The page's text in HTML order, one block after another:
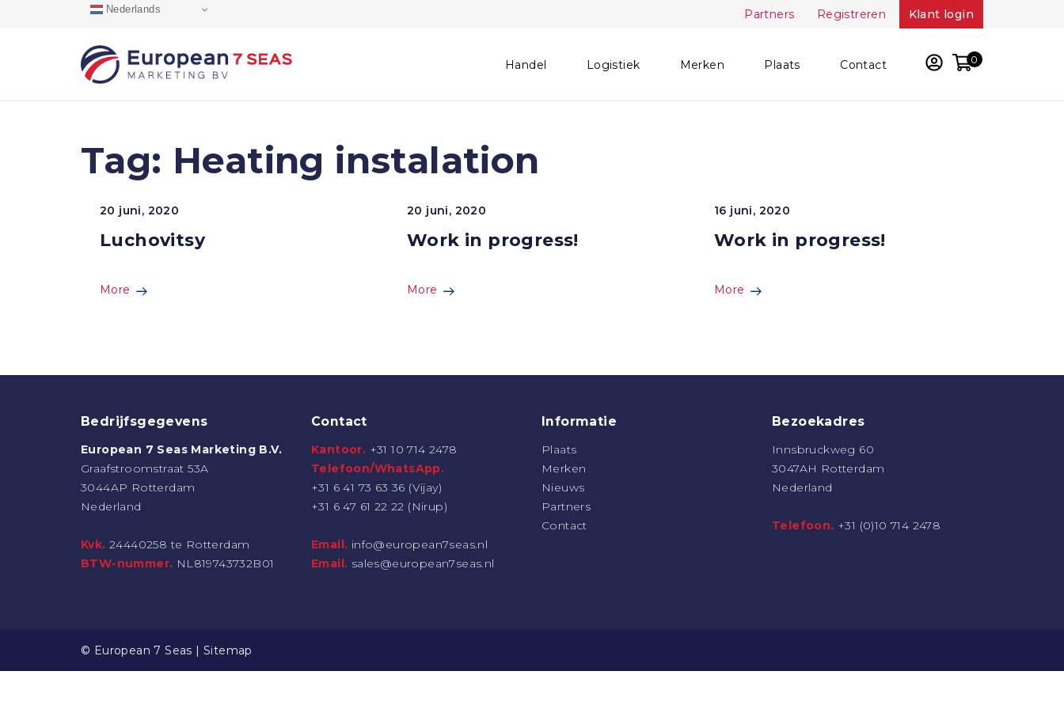
Partners Registreren Klant login
Handel Logistiek Merken Plaats Contact 0
Tag: Heating instalation
20 juni, 2020
Luchovitsy
More
20 juni, 2020
Work in progress!
More
16 juni, 2020
Work in progress!
More
Bedrijfsgegevens
European 7 Seas Marketing B.V.
Graafstroomstraat 53A
3044AP Rotterdam
Nederland
Kvk. 24440258 te Rotterdam
BTW-nummer. NL819743732B01
Contact
Kantoor. +31 10 714 2478
Telefoon/WhatsApp.
+31 6 41 73 63 36 (Vijay)
+31 6 47 61 22 22 (Nirup)
Email. info@european7seas.nl
Email. sales@european7seas.nl
Informatie
Plaats
Merken
Nieuws
Partners
Contact
Bezoekadres
Innsbruckweg 60
3047AH Rotterdam
Nederland
Telefoon. +31 (0)10 714 2478
© European 7 Seas | Sitemap
Nederlands